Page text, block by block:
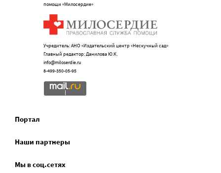
помощи «Милосердие»
Учредитель: АНО «Издательский центр «Нескучный сад»
Главный редактор: Данилова Ю.К.
info@miloserdie.ru
8-499-350-05-95
Портал
Наши партнеры
Мы в соц.сетях